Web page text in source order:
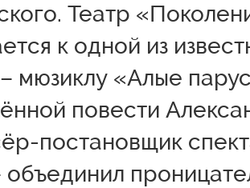
Театр
к одной из
мюзиклу «Алые
повести
постановщик
объединил